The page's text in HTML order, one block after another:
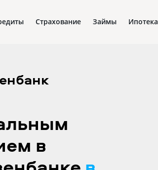
Страхование Займы Ипотека
в